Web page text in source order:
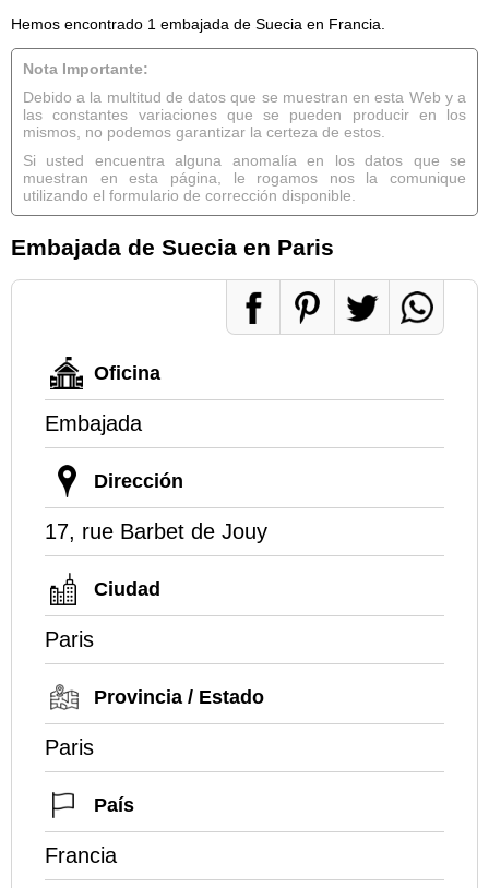
Hemos encontrado 1 embajada de Suecia en Francia.
Nota Importante:
Debido a la multitud de datos que se muestran en esta Web y a
las constantes variaciones que se pueden producir en los
mismos, no podemos garantizar la certeza de estos.
Si usted encuentra alguna anomalía en los datos que se
muestran en esta página, le rogamos nos la comunique
utilizando el formulario de corrección disponible.
Embajada de Suecia en Paris
Oficina
Embajada
Dirección
17, rue Barbet de Jouy
Ciudad
Paris
Provincia / Estado
Paris
País
Francia